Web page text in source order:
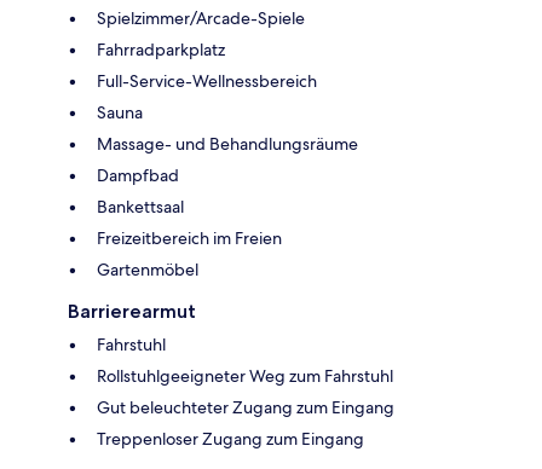
Spielzimmer/Arcade-Spiele
Fahrradparkplatz
Full-Service-Wellnessbereich
Sauna
Massage- und Behandlungsräume
Dampfbad
Bankettsaal
Freizeitbereich im Freien
Gartenmöbel
Barrierearmut
Fahrstuhl
Rollstuhlgeeigneter Weg zum Fahrstuhl
Gut beleuchteter Zugang zum Eingang
Treppenloser Zugang zum Eingang